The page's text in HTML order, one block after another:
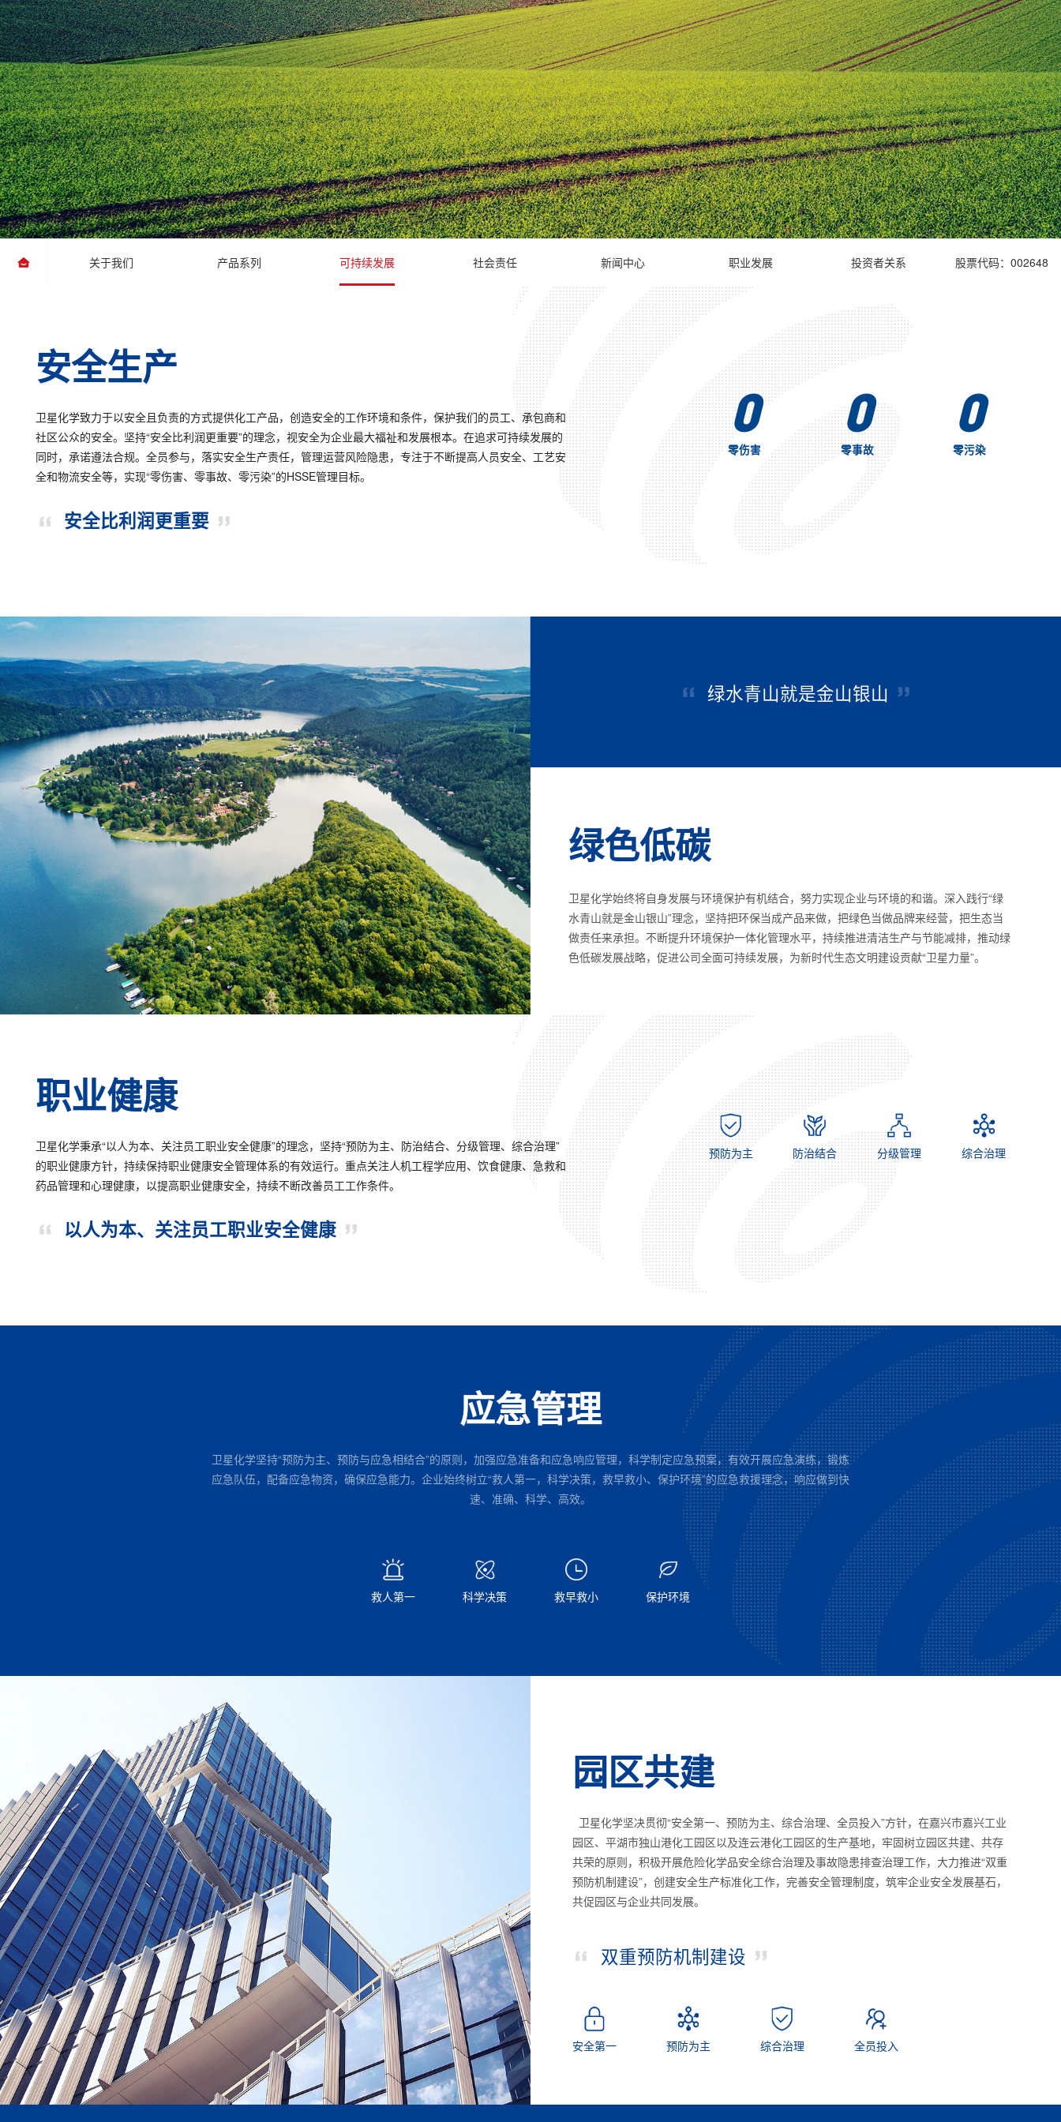
关于我们 产品系列 可持续发展 社会责任 新闻中心 职业发展 投资者关系 股票代码：002648
安全生产
卫星化学致力于以安全且负责的方式提供化工产品，创造安全的工作环境和条件，保护我们的员工、承包商和
社区公众的安全。坚持“安全比利润更重要”的理念，视安全为企业最大福祉和发展根本。在追求可持续发展的
同时，承诺遵法合规。全员参与，落实安全生产责任，管理运营风险隐患，专注于不断提高人员安全、工艺安
全和物流安全等，实现“零伤害、零事故、零污染”的HSSE管理目标。
安全比利润更重要
0
零伤害
0
零事故
0
零污染
绿水青山就是金山银山
绿色低碳
卫星化学始终将自身发展与环境保护有机结合，努力实现企业与环境的和谐。深入践行“绿
水青山就是金山银山”理念，坚持把环保当成产品来做，把绿色当做品牌来经营，把生态当
做责任来承担。不断提升环境保护一体化管理水平，持续推进清洁生产与节能减排，推动绿
色低碳发展战略，促进公司全面可持续发展，为新时代生态文明建设贡献“卫星力量”。
职业健康
卫星化学秉承“以人为本、关注员工职业安全健康”的理念，坚持“预防为主、防治结合、分级管理、综合治理”
的职业健康方针，持续保持职业健康安全管理体系的有效运行。重点关注人机工程学应用、饮食健康、急救和
药品管理和心理健康，以提高职业健康安全，持续不断改善员工工作条件。
以人为本、关注员工职业安全健康
预防为主 防治结合 分级管理 综合治理
应急管理
卫星化学坚持“预防为主、预防与应急相结合”的原则，加强应急准备和应急响应管理，科学制定应急预案，有效开展应急演练，锻炼
应急队伍，配备应急物资，确保应急能力。企业始终树立“救人第一，科学决策，救早救小、保护环境”的应急救援理念，响应做到快
速、准确、科学、高效。
救人第一 科学决策 救早救小 保护环境
园区共建
卫星化学坚决贯彻“安全第一、预防为主、综合治理、全员投入”方针，在嘉兴市嘉兴工业
园区、平湖市独山港化工园区以及连云港化工园区的生产基地，牢固树立园区共建、共存
共荣的原则，积极开展危险化学品安全综合治理及事故隐患排查治理工作，大力推进“双重
预防机制建设”，创建安全生产标准化工作，完善安全管理制度，筑牢企业安全发展基石，
共促园区与企业共同发展。
双重预防机制建设
安全第一 预防为主 综合治理 全员投入